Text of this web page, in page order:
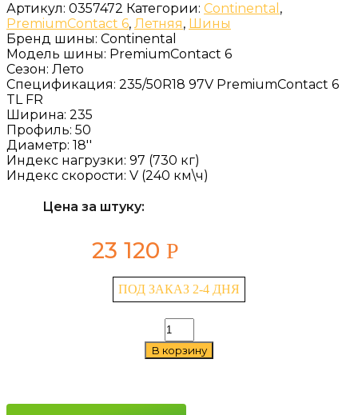
Артикул: 0357472 Категории: Continental ,
PremiumContact 6, Летняя, Шины
Бренд шины: Continental
Модель шины: PremiumContact 6
Сезон: Лето
Спецификация: 235/50R18 97V PremiumContact 6
TL FR
Ширина: 235
Профиль: 50
Диаметр: 18''
Индекс нагрузки: 97 (730 кг)
Индекс скорости: V (240 км\ч)
Цена за штуку:
23 120 Р
ПОД ЗАКАЗ 2-4 ДНЯ
Количество
товара
Continental
В корзину